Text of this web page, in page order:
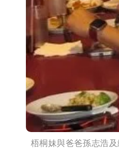
梧桐妹與爸爸孫志浩